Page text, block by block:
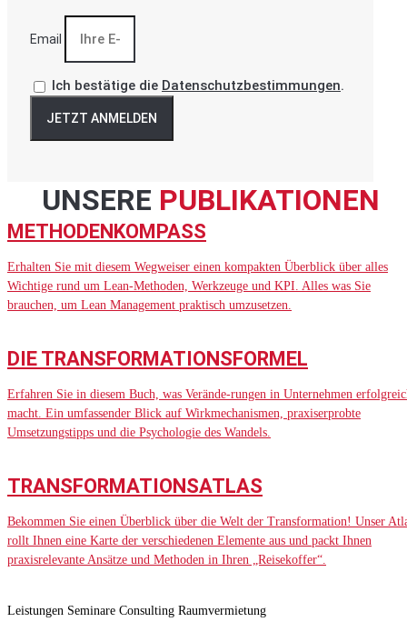
Email
Ich bestätige die Datenschutzbestimmungen.
JETZT ANMELDEN
UNSERE PUBLIKATIONEN
METHODENKOMPASS
Erhalten Sie mit diesem Wegweiser einen kompakten Überblick über alles
Wichtige rund um Lean-Methoden, Werkzeuge und KPI. Alles was Sie
brauchen, um Lean Management praktisch umzusetzen.
DIE TRANSFORMATIONSFORMEL
Erfahren Sie in diesem Buch, was Verände-rungen in Unternehmen
macht. Ein umfassender Blick auf Wirkmechanismen, praxiserprobte
Umsetzungstipps und die Psychologie des Wandels.
TRANSFORMATIONSATLAS
Bekommen Sie einen Überblick über die Welt der Transformation! Unser
rollt Ihnen eine Karte der verschiedenen Elemente aus und packt Ihnen
praxisrelevante Ansätze und Methoden in Ihren „Reisekoffer“.
Leistungen Seminare Consulting Raumvermietung